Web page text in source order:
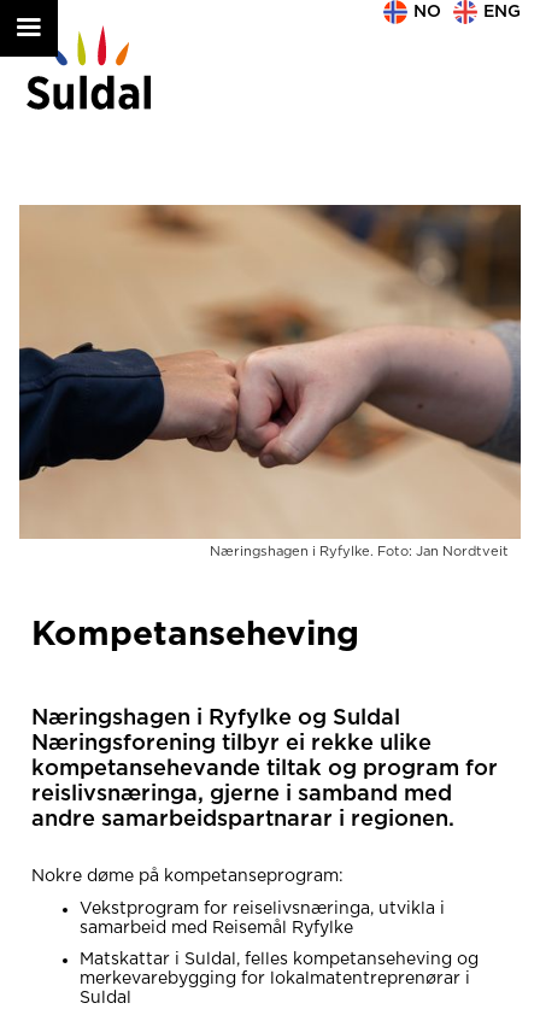
NO ENG
Næringshagen i Ryfylke. Foto: Jan Nordtveit
Kompetanseheving
Næringshagen i Ryfylke og Suldal
Næringsforening tilbyr ei rekke ulike
kompetansehevande tiltak og program for
reislivsnæringa, gjerne i samband med
andre samarbeidspartnarar i regionen.
Nokre døme på kompetanseprogram:
Vekstprogram for reiselivsnæringa, utvikla i
samarbeid med Reisemål Ryfylke
Matskattar i Suldal, felles kompetanseheving og
merkevarebygging for lokalmatentreprenørar i
Suldal